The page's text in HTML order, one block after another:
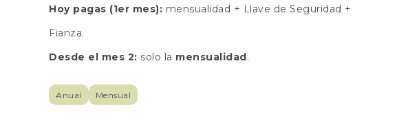
Hoy pagas (1er mes): mensualidad + Llave de Seguridad +
Fianza.
Desde el mes 2: solo la mensualidad.
Anual Mensual